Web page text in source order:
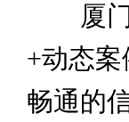
厦门
+动态
畅通的